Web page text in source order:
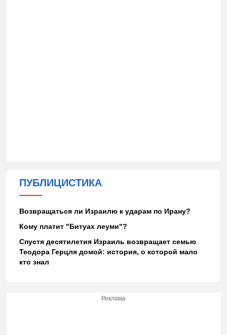
ПУБЛИЦИСТИКА
Возвращаться ли Израилю к ударам по Ирану?
Кому платит "Битуах леуми"?
Спустя десятилетия Израиль возвращает семью
Теодора Герцля домой: история, о которой мало
кто знал
Реклама